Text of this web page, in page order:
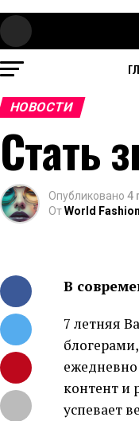
НОВОСТИ
Стать
Опубликовано 4
ОтWorld
В
7 летняя
контент и
успевает